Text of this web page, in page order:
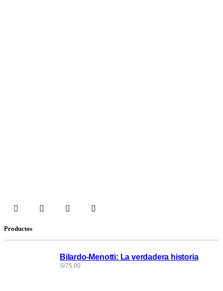
Productos
Bilardo-Menotti: La verdadera historia
S/75.00